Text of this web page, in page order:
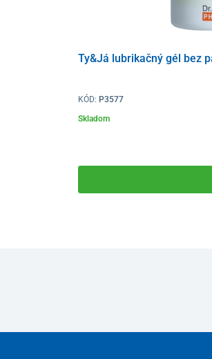
Ty&Já lubrikačný gél bez
KÓD: P3577
Skladom